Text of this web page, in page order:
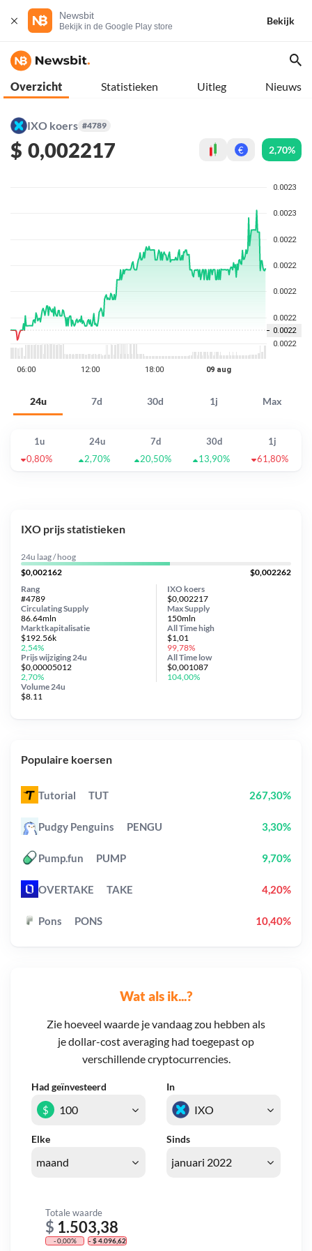
Newsbit
Bekijk in de Google Play store
Bekijk
Overzicht Statistieken Uitleg Nieuws
IXO koers #4789
$ 0,002217 € 2,70%
24u 7d 30d 1j Max
1u 24u 7d 30d
1j
0,80%
2,70% 20,50% 13,90% 61,80%
Wat als ik...?
Zie hoeveel waarde je vandaag zou hebben als
je dollar-cost averaging had toegepast op
verschillende cryptocurrencies.
Had geïnvesteerd In
Elke Sinds
$
Totale waarde
$ 1.503,38
- 0,00% - $ 4.096,62
IXO prijs statistieken
24u laag / hoog
$0,002162
$0,002262
IXO koers
$0,002217
Circulating Supply
86.64mln
Prijs wijziging24u
$0,00005012
2,70%
Max Supply
150mln
Marktkapitalisatie
$192.56k
2,54%
Volume 24u
$8.11
Rang
#4789
All Timehigh
$1,01
99,78%
All Time low
$0,001087
104,00%
Populaire koersen
Tutorial TUT 267,30%
Pudgy Penguins PENGU 3,30%
Pump.fun PUMP 9,70%
OVERTAKE TAKE 4,20%
Pons PONS 10,40%